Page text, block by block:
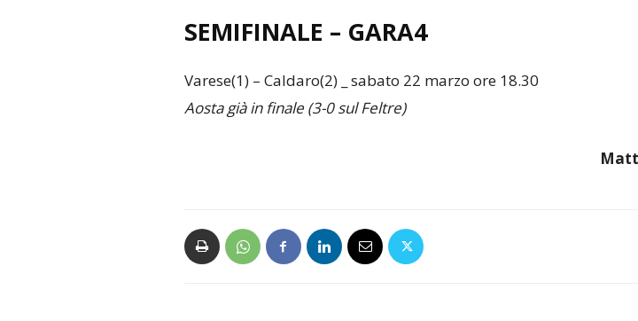
SEMIFINALE – GARA4
Varese(1) – Caldaro(2) _ sabato 22 marzo ore 18.30
Aosta già in finale (3-0 sul Feltre)